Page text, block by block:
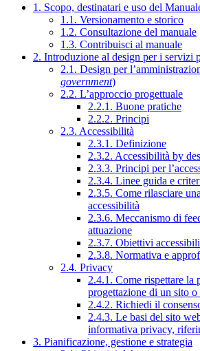
1. Scopo, destinatari e uso del
1.1. Versionamento e storico
1.2. Consultazione del manuale
1.3. Contribuisci al manuale
2. Introduzione al design per i servizi
2.1. Design per
government)
2.2. L’approccio progettuale
2.2.1. Buone pratiche
2.2.2. Principi
2.3. Accessibilità
2.3.1. Definizione
2.3.2. Accessibilità by
2.3.3. Principi per
2.3.4. Linee guida e
2.3.5. Come rilasciare
accessibilità
2.3.6. Meccanismo di
attuazione
2.3.7. Obiettivi
2.3.8. Normativa e
2.4. Privacy
2.4.1. Come rispettare la
progettazione di un sito
2.4.2. Richiedi il
2.4.3. Le basi del sito
informativa privacy,
3. Pianificazione, gestione e strategia